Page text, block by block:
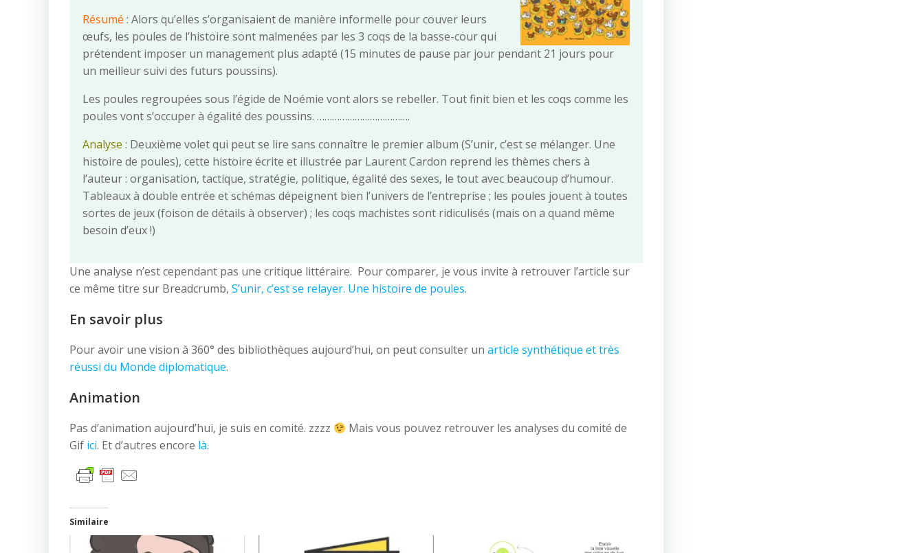
Résumé : Alors qu’elles s’organisaient de manière informelle pour couver leurs
œufs, les poules de l’histoire sont malmenées par les 3 coqs de la basse-cour qui
prétendent imposer un management plus adapté (15 minutes de pause par jour pendant 21 jours pour
un meilleur suivi des futurs poussins).
Les poules regroupées sous l’égide de Noémie vont alors se rebeller. Tout finit bien et les coqs comme les
poules vont s’occuper à égalité des poussins. ……………………………….
Analyse : Deuxième volet qui peut se lire sans connaître le premier album (S’unir, c’est se mélanger. Une
histoire de poules), cette histoire écrite et illustrée par Laurent Cardon reprend les thèmes chers à
l’auteur : organisation, tactique, stratégie, politique, égalité des sexes, le tout avec beaucoup d’humour.
Tableaux à double entrée et schémas dépeignent bien l’univers de l’entreprise ; les poules jouent à toutes
sortes de jeux (foison de détails à observer) ; les coqs machistes sont ridiculisés (mais on a quand même
besoin d’eux !)
Une analyse n’est cependant pas une critique littéraire. Pour comparer, je vous invite à retrouver l’article sur
ce même titre sur Breadcrumb, S’unir, c’est se relayer. Une histoire de poules.
En savoir plus
Pour avoir une vision à 360° des bibliothèques aujourd’hui, on peut consulter un article synthétique et très
réussi du Monde diplomatique.
Animation
Pas d’animation aujourd’hui, je suis en comité. zzzz
Mais vous pouvez retrouver les analyses du comité de
Gif ici. Et d’autres encore là.
Similaire